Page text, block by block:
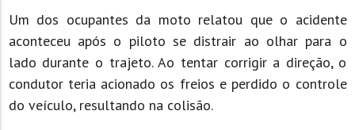
Um dos ocupantes da moto relatou que o acidente
aconteceu após o piloto se distrair ao olhar para o
lado durante o trajeto. Ao tentar corrigir a direção, o
condutor teria acionado os freios e perdido o controle
do veículo, resultando na colisão.